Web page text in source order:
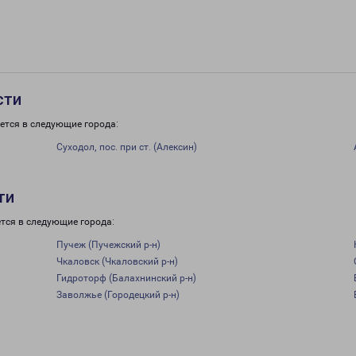
в следующие города:
Суходол, пос. при ст. (Алексин)
в следующие города:
Пучеж (Пучежский р-н)
Чкаловск (Чкаловский р-н)
Гидроторф (Балахнинский р-н)
Заволжье (Городецкий р-н)